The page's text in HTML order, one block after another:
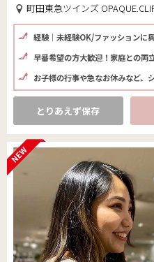
町田東急ツインズ OPAQUE.CLIP（オペー
経験｜未経験OK/ファッションに
早番希望の方大歓迎！家庭との両
お子様の行事や急なお休みなど、
とりあえず保存